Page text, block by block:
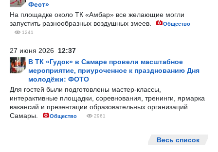
Фест»
На площадке около ТК «Амбар» все желающие могли
запустить разнообразных воздушных змеев.
Общество
1241
27 июня 2026 12:37
В ТК «Гудок» в Самаре провели масштабное
мероприятие, приуроченное к празднованию Дня
молодёжи: ФОТО
Для гостей были подготовлены мастер-классы,
интерактивные площадки, соревнования, тренинги, ярмарка
вакансий и презентации образовательных организаций
Самары.
Общество 2961
Весь список